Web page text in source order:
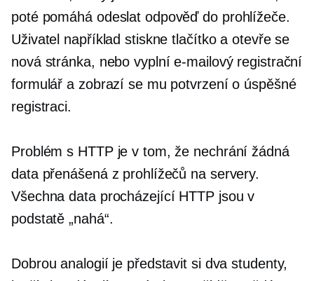
poté pomáhá odeslat odpověď do prohlížeče.
Uživatel například stiskne tlačítko a otevře se
nová stránka, nebo vyplní e-mailový registrační
formulář a zobrazí se mu potvrzení o úspěšné
registraci.
Problém s HTTP je v tom, že nechrání žádná
data přenášená z prohlížečů na servery.
Všechna data procházející HTTP jsou v
podstatě „nahá“.
Dobrou analogií je představit si dva studenty,